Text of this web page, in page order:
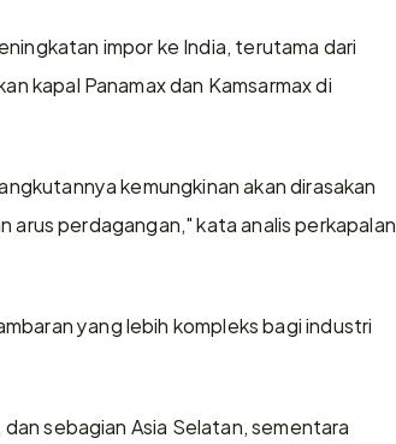
impor ke India, terutama dari
kapal Panamax dan Kamsarmax di
kemungkinan akan dirasakan
arus perdagangan," kata analis perkapalan
yang lebih kompleks bagi industri
sebagian Asia Selatan, sementara